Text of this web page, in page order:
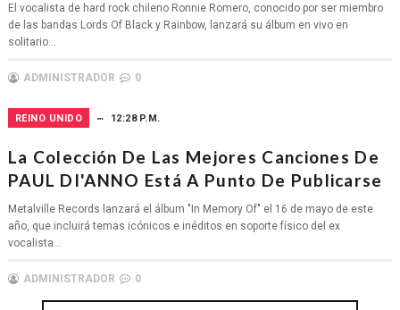
El vocalista de hard rock chileno Ronnie Romero, conocido por ser miembro
de las bandas Lords Of Black y Rainbow, lanzará su álbum en vivo en
solitario...
ADMINISTRADOR 0
REINO UNIDO 12:28 P.M.
La Colección De Las Mejores Canciones De
PAUL DI'ANNO Está A Punto De Publicarse
Metalville Records lanzará el álbum "In Memory Of" el 16 de mayo de este
año, que incluirá temas icónicos e inéditos en soporte físico del ex
vocalista...
ADMINISTRADOR 0